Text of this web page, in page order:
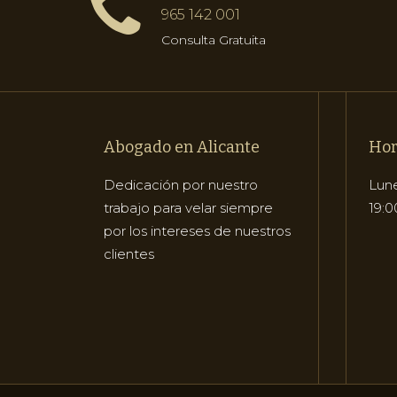
965 142 001
Consulta Gratuita
Abogado en Alicante
Dedicación por nuestro
trabajo para velar siempre
por los intereses de nuestros
clientes